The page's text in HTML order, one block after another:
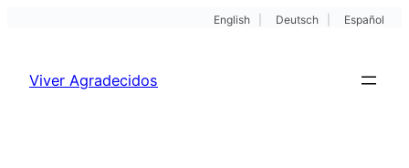
English Deutsch Español
Viver Agradecidos